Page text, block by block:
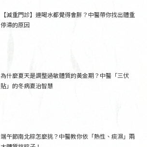
【減重門診】連喝水都覺得會胖？中醫帶你找出體重
停滯的原因
為什麼夏天是調整過敏體質的黃金期？中醫「三伏
貼」的冬病夏治智慧
端午節南北粽怎麼挑？中醫教你依「熱性、痰濕」兩